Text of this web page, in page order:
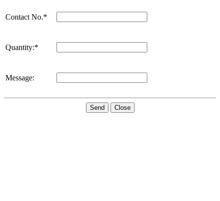
Contact No.*
Quantity:*
Message:
Send Close